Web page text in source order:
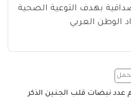
بهدف التوعية الصحية
الوطن العربي
عدد نبضات قلب الجنين الذكر